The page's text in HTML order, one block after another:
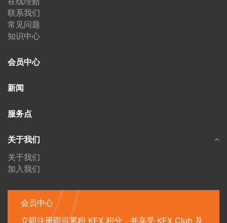
联系我们
常见问题
知识中心
会员中心
新闻
服务点
关于我们
关于我们
加入我们
会员中心
立即注册即可累积 KEX 积分，并享受 KEX Club 及